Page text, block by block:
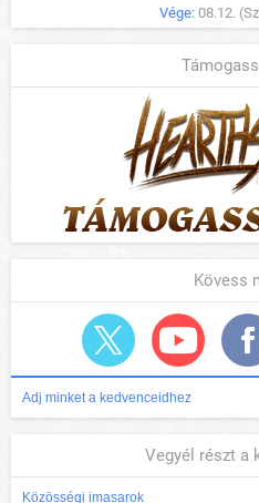
Vége: 08.12.
Kövess
Adj minket a kedvenceidhez
Vegyél részt a
Közösségi imasarok